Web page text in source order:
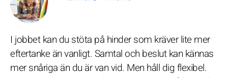
I jobbet kan du stöta på hinder som kräver lite mer
eftertanke än vanligt. Samtal och beslut kan kännas
mer snåriga än du är van vid. Men håll dig flexibel.